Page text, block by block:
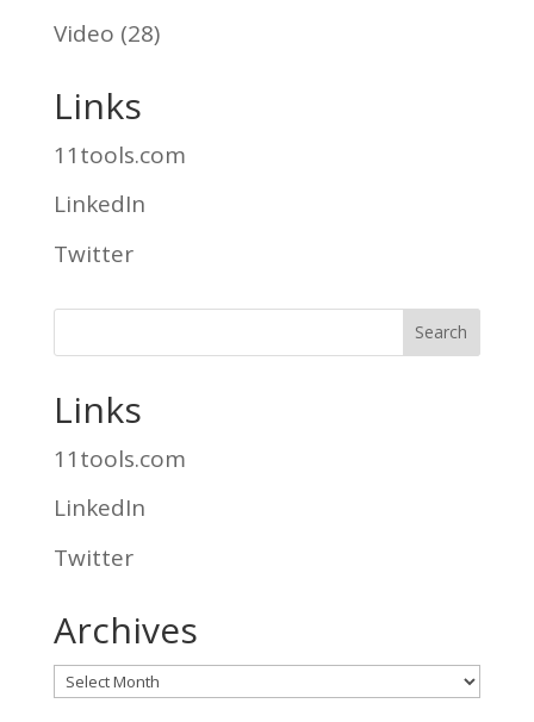
Video (28)
Links
11tools.com
LinkedIn
Twitter
Links
11tools.com
LinkedIn
Twitter
Archives
Archives